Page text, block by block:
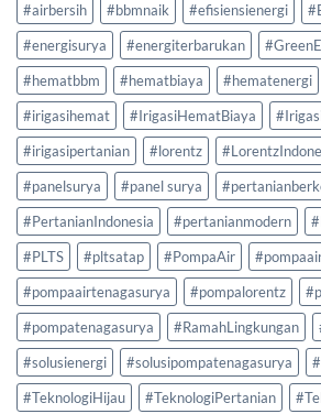
#airbersih #bbmnaik #efisiensienergi
#energisurya
#energiterbarukan
#hematbbm
#hematbiaya #hematenergi
#irigasihemat
#IrigasiHematBiaya
#irigasipertanian
#lorentz
#panelsurya
#panel surya
#PertanianIndonesia
#pertanianmodern
#PLTS
#pltsatap #PompaAir
#pompaairtenagasurya
#pompalorentz
#pompatenagasurya
#RamahLingkungan
#solusienergi
#solusipompatenagasurya
#TeknologiHijau
#TeknologiPertanian